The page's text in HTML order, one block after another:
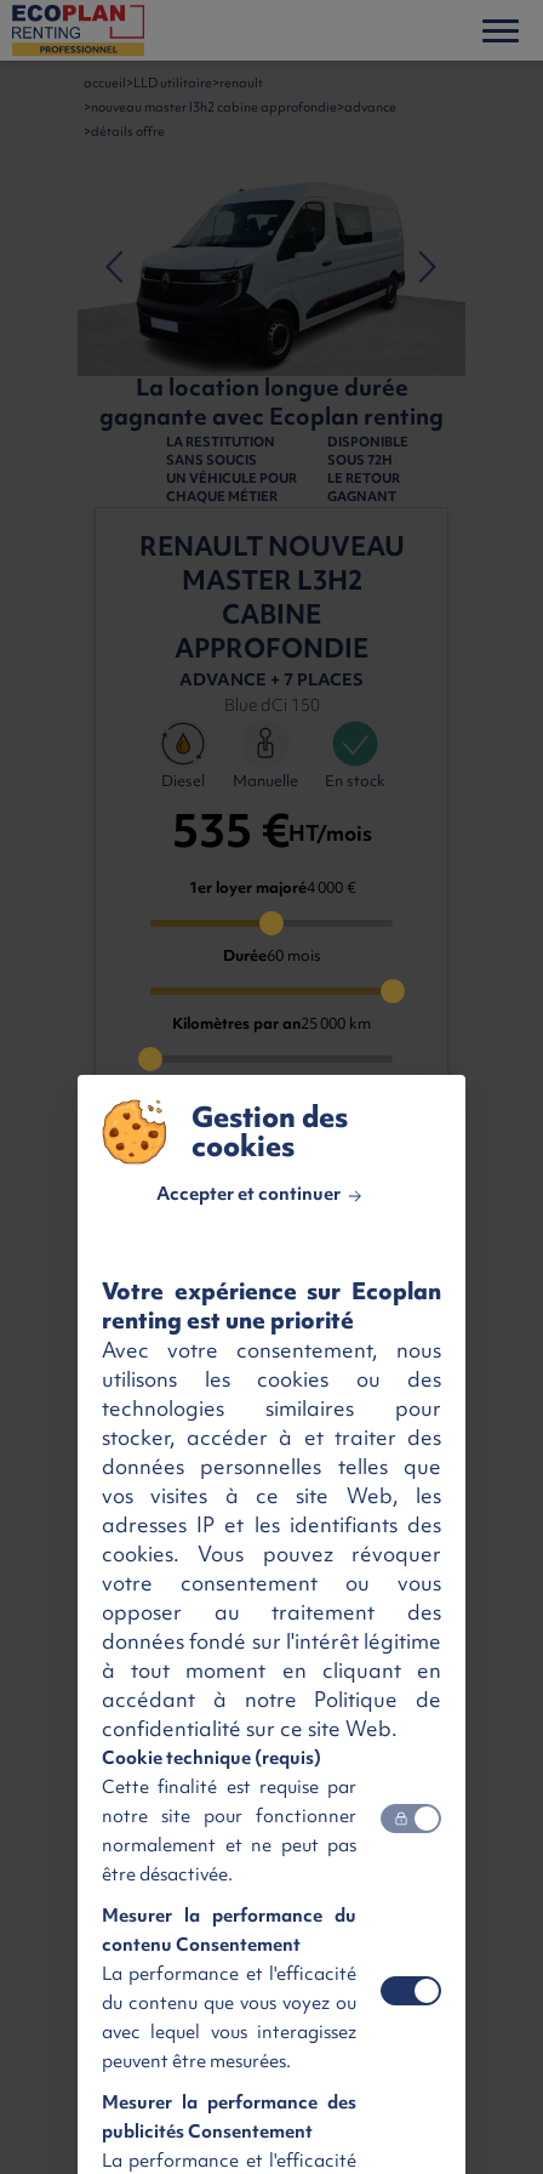
accueil LLD utilitaire renault
nouveau master l3h2 cabine approfondie advance
détails offre
La location longue durée
gagnante avec Ecoplan renting
LA RESTITUTION
SANS SOUCIS
UN VÉHICULE POUR
CHAQUE MÉTIER
DISPONIBLE
SOUS 72H
LE RETOUR
GAGNANT
RENAULT NOUVEAU
MASTER L3H2
CABINE
APPROFONDIE
ADVANCE + 7 PLACES
Blue dCi 150
Diesel Manuelle En stock
535 €HT/mois
1er loyer majoré4 000 €
Durée60 mois
Kilomètres par an25 000 km
Devis gratuit
Être rappelé
7 460 €
Caractéristiques
Kilométrage
Véhicule neuf
MEC
01/05/2026
Nombres de portes
5
Nombres de places
7
Couleur
Blanc
Émission CO2
198 g/km
Critair
2
Energie
Diesel
Puissance fiscale
7 cv / 150 ch
Boite de vitesse
Livraison partout en France
LivraisonEcoplan Renting
Paris sud
Agence de livraison
Gratuit
Rennes
Agence de livraison
dès 165 €
Livraisonà domicile
Gestion des
cookies
Accepter et continuer
Votre expérience sur Ecoplan
renting est une priorité
Avec votre consentement, nous
utilisons les cookies ou des
technologies similaires pour
stocker, accéder à et traiter des
données personnelles telles que
vos visites à ce site Web, les
adresses IP et les identifiants des
cookies. Vous pouvez révoquer
votre consentement ou vous
opposer au traitement des
données fondé sur l'intérêt légitime
à tout moment en cliquant en
accédant à notre Politique de
confidentialité sur ce site Web.
Cookie technique (requis)
Cette finalité est requise par
notre site pour fonctionner
normalement et ne peut pas
être désactivée.
Mesurer la performance du
contenu Consentement
La performance et l'efficacité
du contenu que vous voyez ou
avec lequel vous interagissez
peuvent être mesurées.
Mesurer la performance des
publicités Consentement
La performance et l'efficacité